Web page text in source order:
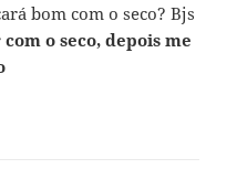
bom com o seco? Bjs
o seco, depois me